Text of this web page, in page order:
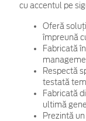
cu accentul pe
Oferă
împreună
Fabricată
Respectă
testată
Fabricată
ultimă
Prezintă